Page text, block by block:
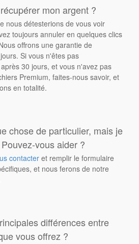
mon argent ?
nous détesterions de vous voir
toujours annuler en quelques clics
offrons une garantie de
Si vous n'êtes pas
30 jours, et vous n'avez pas
Premium, faites-nous savoir, et
en totalité.
chose de particulier, mais je
vous aider ?
contacter et remplir le formulaire
et nous ferons de notre
différences entre
vous offrez ?